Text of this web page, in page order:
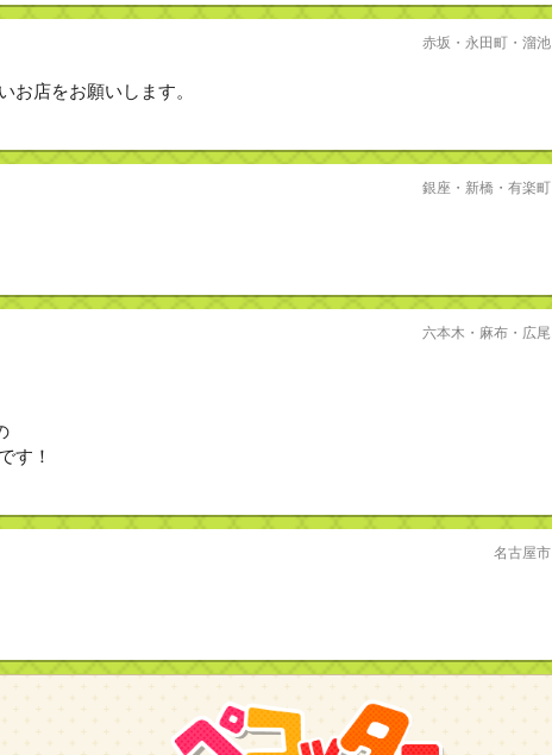
赤坂・永田町・溜池
お店をお願いします。
銀座・新橋・有楽町
六本木・麻布・広尾
す！
名古屋市